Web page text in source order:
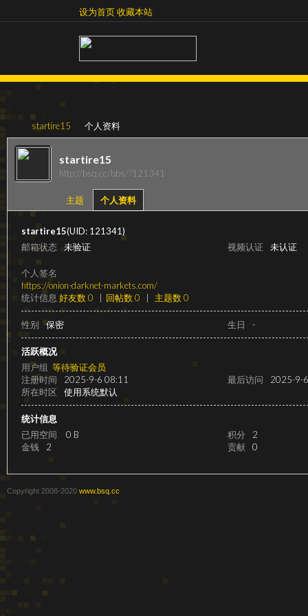
收藏本站设为首页收藏本站
速
›
startire15 个人资料
startire15
http://bsq.cc/bbs/?121341
主题 个人资料
startire15(UID: 121341)
邮箱状态
未验证 视频认证 未认证
个人签名
https://onion-darknet-markets.com/
统计信息 好友数 0 回帖数 0 主题数 0
性别 保密 生日 -
活跃概况
用户组 等待验证会员
注册时间
2025-9-6 08:11 最后访问
2025-9-
所在时区
使用系统默认
统计信息
已用空间
0 B 积分
2
金钱
2 贡献 0
Copyright 2008-2020 www.bsq.cc